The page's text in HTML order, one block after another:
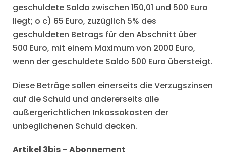
geschuldete Saldo zwischen 150,01 und 500 Euro
liegt; o c) 65 Euro, zuzüglich 5% des
geschuldeten Betrags für den Abschnitt über
500 Euro, mit einem Maximum von 2000 Euro,
wenn der geschuldete Saldo 500 Euro übersteigt.
Diese Beträge sollen einerseits die Verzugszinsen
auf die Schuld und andererseits alle
außergerichtlichen Inkassokosten der
unbeglichenen Schuld decken.
Artikel 3bis – Abonnement